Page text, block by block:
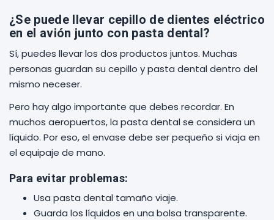
¿Se puede llevar cepillo de dientes eléctrico
en el avión junto con pasta dental?
Sí, puedes llevar los dos productos juntos. Muchas
personas guardan su cepillo y pasta dental dentro del
mismo neceser.
Pero hay algo importante que debes recordar. En
muchos aeropuertos, la pasta dental se considera un
líquido. Por eso, el envase debe ser pequeño si viaja en
el equipaje de mano.
Para evitar problemas:
Usa pasta dental tamaño viaje.
Guarda los líquidos en una bolsa transparente.